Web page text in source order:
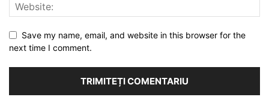
Save my name, email, and website in this browser for the
next time I comment.